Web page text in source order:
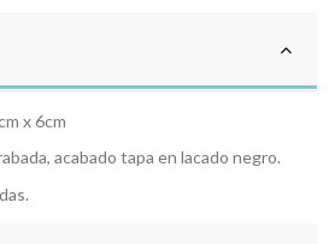
x 6cm
acabado tapa en lacado negro.